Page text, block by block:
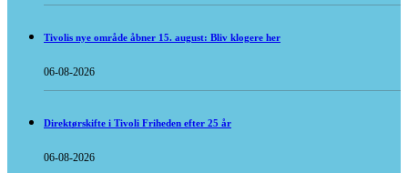
Tivolis nye område åbner 15. august: Bliv klogere her
06-08-2026
Direktørskifte i Tivoli Friheden efter 25 år
06-08-2026